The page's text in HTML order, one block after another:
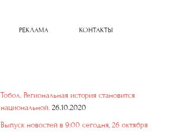
РЕКЛАМА КОНТАКТЫ
Тобол. Региональная история становится
национальной. 26.10.2020
Выпуск новостей в 9:00 сегодня, 26 октября